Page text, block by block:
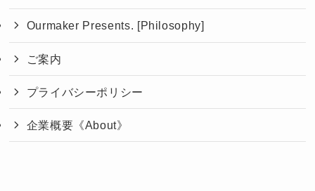
Ourmaker Presents. [Philosophy]
ご案内
プライバシーポリシー
企業概要《About》